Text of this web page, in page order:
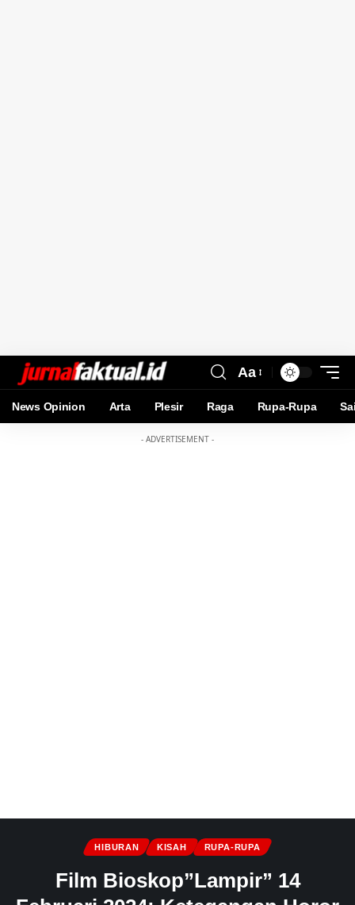
Aa
News Opinion Arta Plesir Raga Rupa-Rupa
- ADVERTISEMENT -
HIBURAN KISAH RUPA-RUPA
Film Bioskop”Lampir” 14